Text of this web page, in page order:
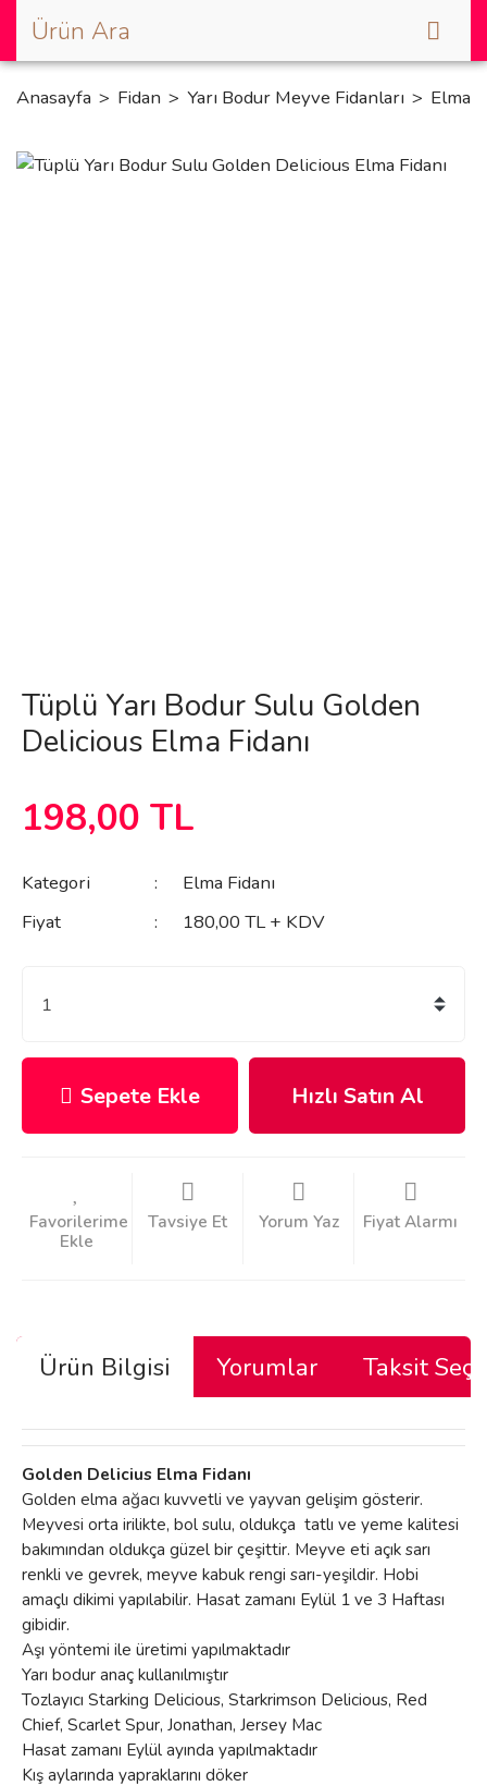
Anasayfa Fidan Yarı Bodur Meyve Fidanları Elma
Tüplü Yarı Bodur Sulu Golden
Delicious Elma Fidanı
198,00 TL
Kategori
Elma Fidanı
Fiyat
180,00 TL + KDV
Sepete Ekle Hızlı Satın Al
Tavsiye Et Yorum Yaz Fiyat Alarmı
Ürün Bilgisi Yorumlar Taksit
Golden Delicius Elma Fidanı
Golden elma ağacı kuvvetli ve yayvan gelişim gösterir.
Meyvesi orta irilikte, bol sulu, oldukça tatlı ve yeme kalitesi
bakımından oldukça güzel bir çeşittir. Meyve eti açık sarı
renkli ve gevrek, meyve kabuk rengi sarı-yeşildir. Hobi
amaçlı dikimi yapılabilir. Hasat zamanı Eylül 1 ve 3 Haftası
gibidir.
Aşı yöntemi ile üretimi yapılmaktadır
Yarı bodur anaç kullanılmıştır
Tozlayıcı Starking Delicious, Starkrimson Delicious, Red
Chief, Scarlet Spur, Jonathan, Jersey Mac
Hasat zamanı Eylül ayında yapılmaktadır
Kış aylarında yapraklarını döker